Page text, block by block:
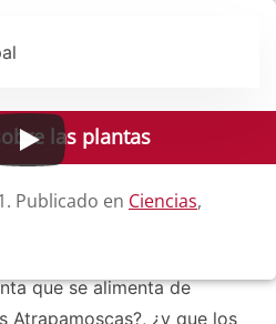
las plantas
. Publicado en Ciencias,
que se alimenta de
Atrapamoscas?, ¿y que los